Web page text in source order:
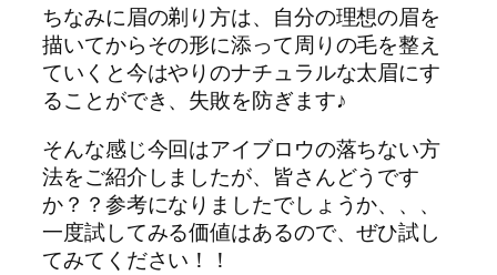
ちなみに眉の剃り方は、自分の理想の眉を
描いてからその形に添って周りの毛を整え
ていくと今はやりのナチュラルな太眉にす
ることができ、失敗を防ぎます♪
そんな感じ今回はアイブロウの落ちない方
法をご紹介しましたが、皆さんどうです
か？？参考になりましたでしょうか、、、
一度試してみる価値はあるので、ぜひ試し
てみてください！！